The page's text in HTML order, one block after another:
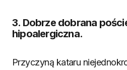
3. Dobrze dobrana
hipoalergiczna.
Przyczyną kataru